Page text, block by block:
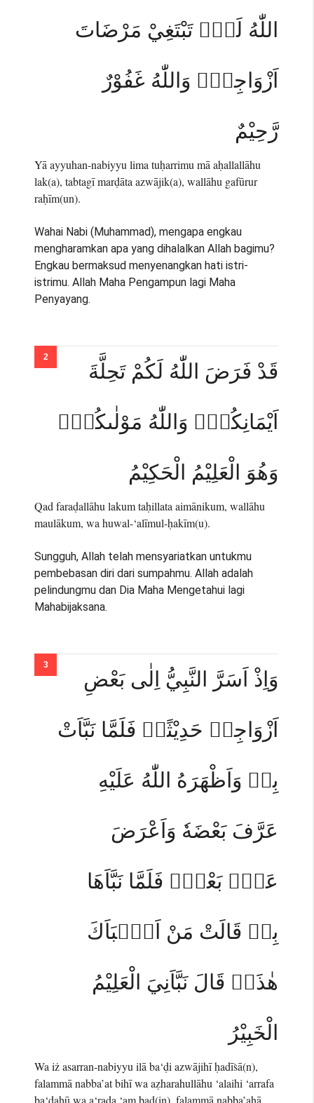
اللّٰهُ لَكَۚ تَبْتَغِيْ مَرْضَاتَ
اَزْوَاجِكَۗ وَاللّٰهُ غَفُوْرٌ
رَّحِيْمٌ
Yā ayyuhan-nabiyyu lima tuḥarrimu mā aḥallallāhu
lak(a), tabtagī marḍāta azwājik(a), wallāhu gafūrur
raḥīm(un).
Wahai Nabi (Muhammad), mengapa engkau
mengharamkan apa yang dihalalkan Allah bagimu?
Engkau bermaksud menyenangkan hati istri-
istrimu. Allah Maha Pengampun lagi Maha
Penyayang.
قَدْ فَرَضَ اللّٰهُ لَكُمْ تَحِلَّةَ
اَيْمَانِكُمْۚ وَاللّٰهُ مَوْلٰىكُمْۚ
وَهُوَ الْعَلِيْمُ الْحَكِيْمُ
Qad faraḍallāhu lakum taḥillata aimānikum, wallāhu
maulākum, wa huwal-‘alīmul-ḥakīm(u).
Sungguh, Allah telah mensyariatkan untukmu
pembebasan diri dari sumpahmu. Allah adalah
pelindungmu dan Dia Maha Mengetahui lagi
Mahabijaksana.
وَاِذْ اَسَرَّ النَّبِيُّ اِلٰى بَعْضِ
اَزْوَاجِهٖ حَدِيْثًاۚ فَلَمَّا نَبَّاَتْ
بِهٖ وَاَظْهَرَهُ اللّٰهُ عَلَيْهِ
عَرَّفَ بَعْضَهٗ وَاَعْرَضَ
عَنْۢ بَعْضٍۚ فَلَمَّا نَبَّاَهَا
بِهٖ قَالَتْ مَنْ اَنْۢبَاَكَ
هٰذَاۗ قَالَ نَبَّاَنِيَ الْعَلِيْمُ
الْخَبِيْرُ
Wa iż asarran-nabiyyu ilā ba‘ḍi azwājihī ḥadīṡā(n),
falammā nabba’at bihī wa aẓharahullāhu ‘alaihi ‘arrafa
ba‘ḍahū wa a‘raḍa ‘am baḍ(in), falammā nabba’ahā